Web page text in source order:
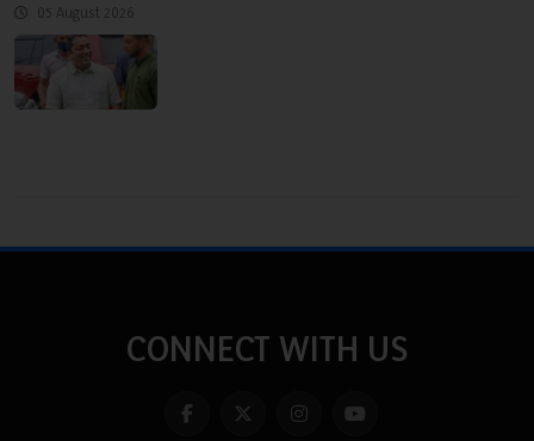
05 August 2026
CONNECT WITH US